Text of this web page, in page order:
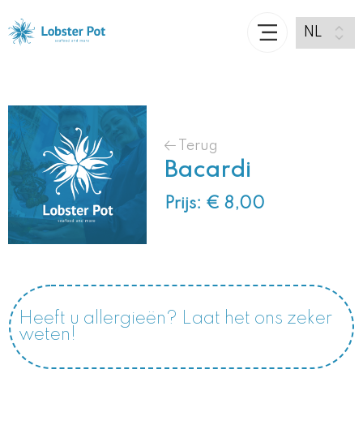
Terug
Bacardi
Prijs: € 8,00
Heeft u allergieën? Laat het ons zeker
weten!